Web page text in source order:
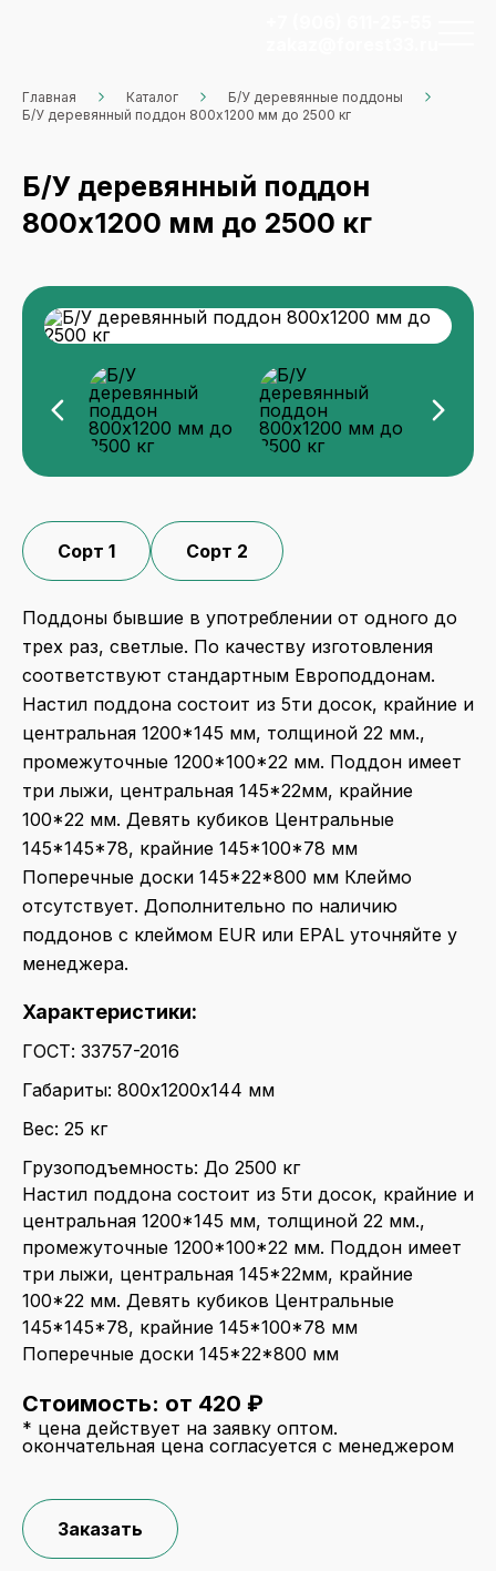
Главная Каталог
Б/У деревянные поддоны
Б/У деревянный поддон 800x1200 мм до 2500 кг
Б/У деревянный поддон
800x1200 мм до 2500 кг
Сорт 1 Сорт 2
Поддоны бывшие в употреблении от одного до
трех раз, светлые. По качеству изготовления
соответствуют стандартным Европоддонам.
Настил поддона состоит из 5ти досок, крайние и
центральная 1200*145 мм, толщиной 22 мм.,
промежуточные 1200*100*22 мм. Поддон имеет
три лыжи, центральная 145*22мм, крайние
100*22 мм. Девять кубиков Центральные
145*145*78, крайние 145*100*78 мм
Поперечные доски 145*22*800 мм Клеймо
отсутствует. Дополнительно по наличию
поддонов с клеймом EUR или EPAL уточняйте у
менеджера.
Характеристики:
ГОСТ: 33757-2016
Габариты: 800х1200х144 мм
Вес: 25 кг
Грузоподъемность: До 2500 кг
Настил поддона состоит из 5ти досок, крайние и
центральная 1200*145 мм, толщиной 22 мм.,
промежуточные 1200*100*22 мм. Поддон имеет
три лыжи, центральная 145*22мм, крайние
100*22 мм. Девять кубиков Центральные
145*145*78, крайние 145*100*78 мм
Поперечные доски 145*22*800 мм
Стоимость: от 420 ₽
* цена действует на заявку оптом.
окончательная цена согласуется с менеджером
Заказать